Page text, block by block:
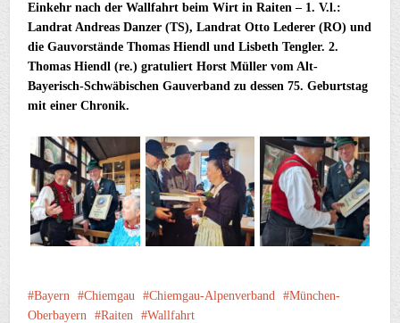
Einkehr nach der Wallfahrt beim Wirt in Raiten – 1. V.l.:
Landrat Andreas Danzer (TS), Landrat Otto Lederer (RO) und
die Gauvorstände Thomas Hiendl und Lisbeth Tengler. 2.
Thomas Hiendl (re.) gratuliert Horst Müller vom Alt-
Bayerisch-Schwäbischen Gauverband zu dessen 75. Geburtstag
mit einer Chronik.
Bayern Chiemgau Chiemgau-Alpenverband
München-
Oberbayern
Raiten Wallfahrt